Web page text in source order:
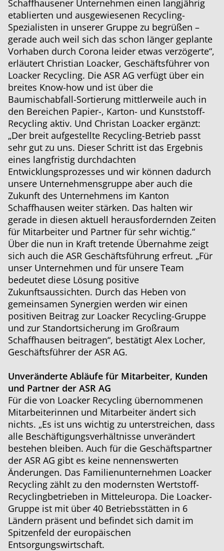
Schaffhausener Unternehmen einen langjährig
etablierten und ausgewiesenen Recycling-
Spezialisten in unserer Gruppe zu begrüßen –
gerade auch weil sich das schon länger geplante
Vorhaben durch Corona leider etwas verzögerte“,
erläutert Christian Loacker, Geschäftsführer von
Loacker Recycling. Die ASR AG verfügt über ein
breites Know-how und ist über die
Baumischabfall-Sortierung mittlerweile auch in
den Bereichen Papier-, Karton- und Kunststoff-
Recycling aktiv. Und Christan Loacker ergänzt:
„Der breit aufgestellte Recycling-Betrieb passt
sehr gut zu uns. Dieser Schritt ist das Ergebnis
eines langfristig durchdachten
Entwicklungsprozesses und wir können dadurch
unsere Unternehmensgruppe aber auch die
Zukunft des Unternehmens im Kanton
Schaffhausen weiter stärken. Das halten wir
gerade in diesen aktuell herausfordernden Zeiten
für Mitarbeiter und Partner für sehr wichtig.“
Über die nun in Kraft tretende Übernahme zeigt
sich auch die ASR Geschäftsführung erfreut. „Für
unser Unternehmen und für unsere Team
bedeutet diese Lösung positive
Zukunftsaussichten. Durch das Heben von
gemeinsamen Synergien werden wir einen
positiven Beitrag zur Loacker Recycling-Gruppe
und zur Standortsicherung im Großraum
Schaffhausen beitragen“, bestätigt Alex Locher,
Geschäftsführer der ASR AG.
Unveränderte Abläufe für Mitarbeiter, Kunden
und Partner der ASR AG
Für die von Loacker Recycling übernommenen
Mitarbeiterinnen und Mitarbeiter ändert sich
nichts. „Es ist uns wichtig zu unterstreichen, dass
alle Beschäftigungsverhältnisse unverändert
bestehen bleiben. Auch für die Geschäftspartner
der ASR AG gibt es keine nennenswerten
Änderungen. Das Familienunternehmen Loacker
Recycling zählt zu den modernsten Wertstoff-
Recyclingbetrieben in Mitteleuropa. Die Loacker-
Gruppe ist mit über 40 Betriebsstätten in 6
Ländern präsent und befindet sich damit im
Spitzenfeld der europäischen
Entsorgungswirtschaft.